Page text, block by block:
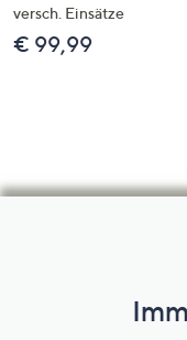
versch. Einsätze
€ 99,99